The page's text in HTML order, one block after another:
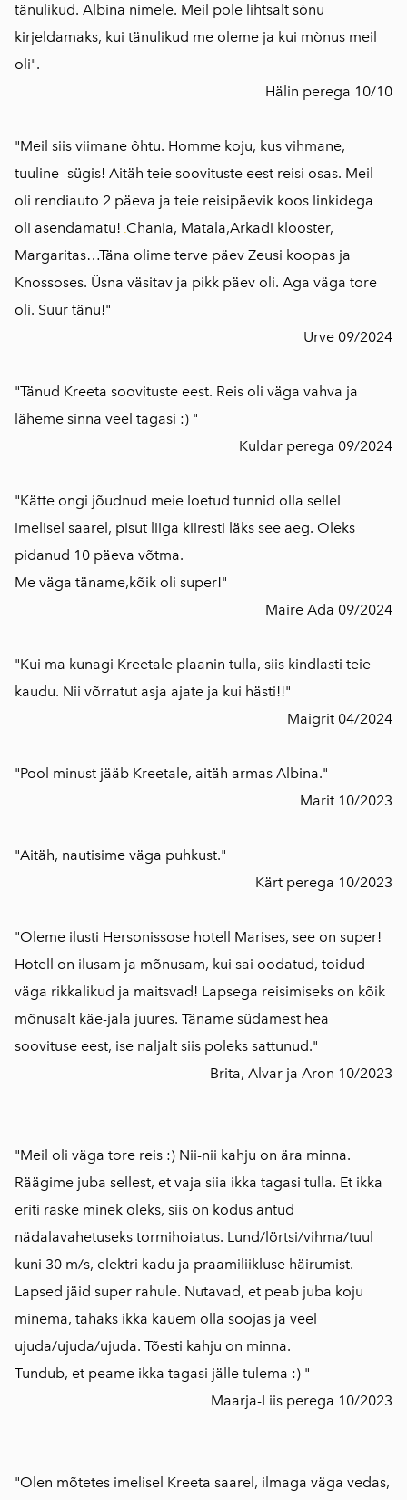
tänulikud. Albina nimele. Meil pole lihtsalt sònu
kirjeldamaks, kui tänulikud me oleme ja kui mònus meil
oli".
Hälin perega 10/10
"Meil siis viimane ôhtu. Homme koju, kus vihmane,
tuuline- sügis! Aitäh teie soovituste eest reisi osas. Meil
oli rendiauto 2 päeva ja teie reisipäevik koos linkidega
oli asendamatu! Chania, Matala,Arkadi klooster,
Margaritas…Täna olime terve päev Zeusi koopas ja
Knossoses. Üsna väsitav ja pikk päev oli. Aga väga tore
oli. Suur tänu!"
Urve 09/2024
"Tänud Kreeta soovituste eest. Reis oli väga vahva ja
läheme sinna veel tagasi :) "
Kuldar perega 09/2024
"Kätte ongi jõudnud meie loetud tunnid olla sellel
imelisel saarel, pisut liiga kiiresti läks see aeg. Oleks
pidanud 10 päeva võtma.
Me väga täname,kõik oli super!"
Maire Ada 09/2024
"Kui ma kunagi Kreetale plaanin tulla, siis kindlasti teie
kaudu. Nii võrratut asja ajate ja kui hästi!!"
Maigrit 04/2024
"Pool minust jääb Kreetale, aitäh armas Albina."
Marit 10/2023
"Aitäh, nautisime väga puhkust."
Kärt perega 10/2023
"Oleme ilusti Hersonissose hotell Marises, see on super!
Hotell on ilusam ja mõnusam, kui sai oodatud, toidud
väga rikkalikud ja maitsvad! Lapsega reisimiseks on kõik
mõnusalt käe-jala juures. Täname südamest hea
soovituse eest, ise naljalt siis poleks sattunud."
Brita, Alvar ja Aron 10/2023
"Meil oli väga tore reis :) Nii-nii kahju on ära minna.
Räägime juba sellest, et vaja siia ikka tagasi tulla. Et ikka
eriti raske minek oleks, siis on kodus antud
nädalavahetuseks tormihoiatus. Lund/lörtsi/vihma/tuul
kuni 30 m/s, elektri kadu ja praamiliikluse häirumist.
Lapsed jäid super rahule. Nutavad, et peab juba koju
minema, tahaks ikka kauem olla soojas ja veel
ujuda/ujuda/ujuda. Tõesti kahju on minna.
Tundub, et peame ikka tagasi jälle tulema :) "
Maarja-Liis perega 10/2023
"Olen mõtetes imelisel Kreeta saarel, ilmaga väga vedas,